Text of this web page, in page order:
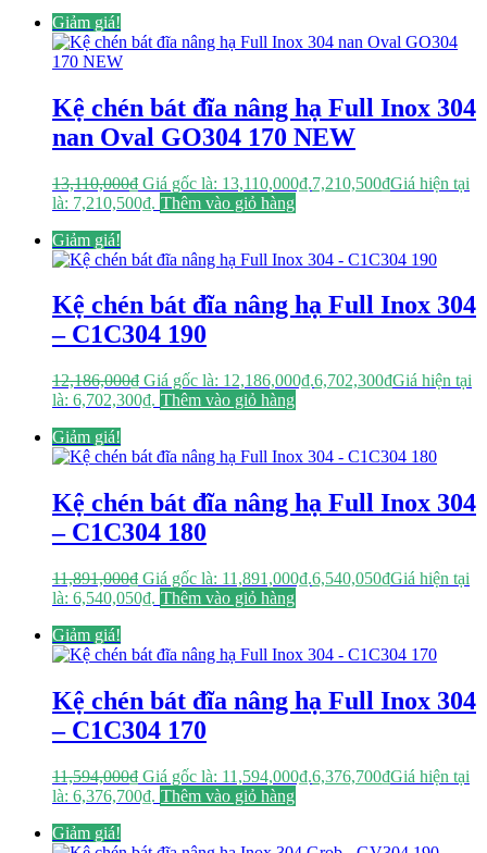
Giảm giá!
Kệ chén bát đĩa nâng hạ Full Inox 304
nan Oval GO304 170 NEW
13,110,000₫ Giá gốc là: 13,110,000₫.7,210,500₫Giá hiện tại
là: 7,210,500₫. Thêm vào giỏ hàng
Giảm giá!
Kệ chén bát đĩa nâng hạ Full Inox 304
– C1C304 190
12,186,000₫ Giá gốc là: 12,186,000₫.6,702,300₫Giá hiện tại
là: 6,702,300₫. Thêm vào giỏ hàng
Giảm giá!
Kệ chén bát đĩa nâng hạ Full Inox 304
– C1C304 180
11,891,000₫ Giá gốc là: 11,891,000₫.6,540,050₫Giá hiện tại
là: 6,540,050₫. Thêm vào giỏ hàng
Giảm giá!
Kệ chén bát đĩa nâng hạ Full Inox 304
– C1C304 170
11,594,000₫ Giá gốc là: 11,594,000₫.6,376,700₫Giá hiện tại
là: 6,376,700₫. Thêm vào giỏ hàng
Giảm giá!